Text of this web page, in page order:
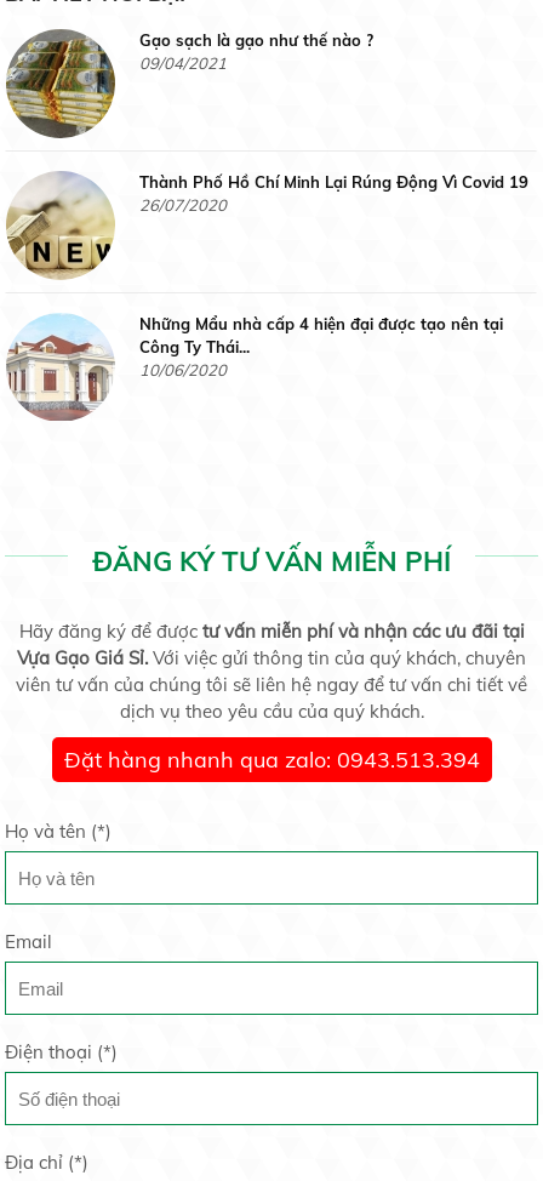
Liên hệ
Tấm Tài Nguyên
Liên hệ
Liên hệ
Tấm Sa Mơ
Liên hệ
Gạo tấm thơm
Gạo sạch là gạo như thế nào ?
09/04/2021
Thành Phố Hồ Chí Minh Lại Rúng Động Vì Covid 19
26/07/2020
Những Mẩu nhà cấp 4 hiện đại được tạo nên tại
Công Ty Thái...
10/06/2020
hơn SJC
20/05/2020
Cuối tuần, giá vàng lùi về dưới 42 triệu đồng/lượng
20/05/2020
19/05/2020
ĐĂNG KÝ TƯ VẤN MIỄN PHÍ
Hãy đăng ký để được tư vấn miễn phí và nhận các ưu đãi tại
Vựa Gạo Giá Sỉ.Với việc gửi thông tin của quý khách, chuyên
viên tư vấn của chúng tôi sẽ liên hệ ngay để tư vấn chi tiết về
dịch vụ theo yêu cầu của quý khách.
Đặt hàng nhanh qua zalo: 0943.513.394
Họ và tên (*)
Email
Điện thoại (*)
Địa chỉ (*)